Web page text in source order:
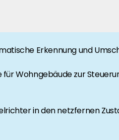
Branche? Dann sind Sie
Brancheninformationen
Erkennung und
für Wohngebäude zur
in den netzfernen